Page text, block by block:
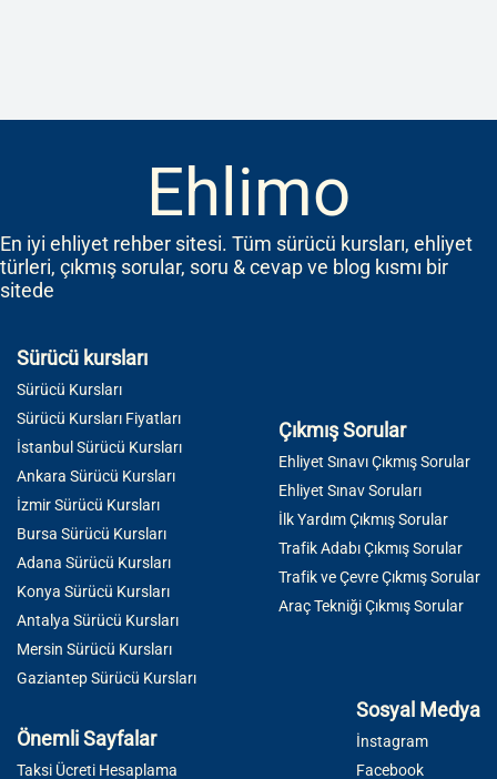
Ehlimo
En iyi ehliyet rehber sitesi. Tüm sürücü kursları, ehliyet
türleri, çıkmış sorular, soru & cevap ve blog kısmı bir
sitede
Sürücü kursları
Sürücü Kursları
Sürücü Kursları Fiyatları
İstanbul Sürücü Kursları
Ankara Sürücü Kursları
İzmir Sürücü Kursları
Bursa Sürücü Kursları
Adana Sürücü Kursları
Konya Sürücü Kursları
Antalya Sürücü Kursları
Mersin Sürücü Kursları
Gaziantep Sürücü Kursları
Çıkmış Sorular
Ehliyet Sınavı Çıkmış Sorular
Ehliyet Sınav Soruları
İlk Yardım Çıkmış Sorular
Trafik Adabı Çıkmış Sorular
Trafik ve Çevre Çıkmış Sorular
Araç Tekniği Çıkmış Sorular
Önemli Sayfalar
Taksi Ücreti Hesaplama
Sosyal Medya
İnstagram
Facebook